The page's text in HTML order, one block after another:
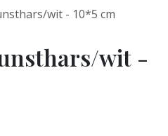
wit - 10*5 cm
wit -